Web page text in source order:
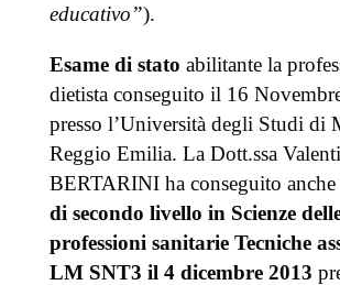
educativo”).
Esame di stato abilitante la
dietista conseguito il 16
presso l’Università degli Studi di
Reggio Emilia. La Dott.ssa
BERTARINI ha conseguito anche
di secondo livello in Scienze
professioni sanitarie Tecniche
LM SNT3 il 4 dicembre 2013